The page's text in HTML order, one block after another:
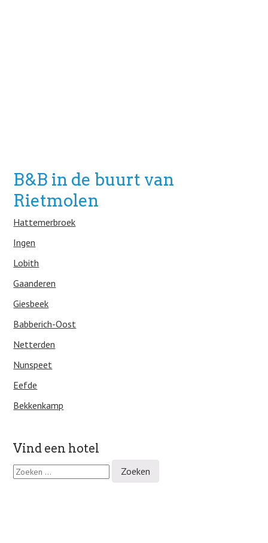
B&B in de buurt van
Rietmolen
Hattemerbroek
Ingen
Lobith
Gaanderen
Giesbeek
Babberich-Oost
Netterden
Nunspeet
Eefde
Bekkenkamp
Vind een hotel
Z
o